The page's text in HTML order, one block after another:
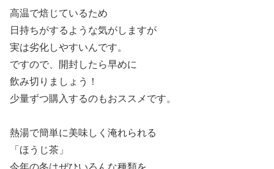
高温で焙じているため
日持ちがするような気がしますが
実は劣化しやすいんです。
ですので、開封したら早めに
飲み切りましょう！
少量ずつ購入するのもおススメです。
熱湯で簡単に美味しく淹れられる
「ほうじ茶」